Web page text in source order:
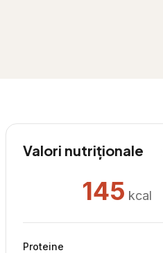
Valori nutriționale
145 kcal
Proteine